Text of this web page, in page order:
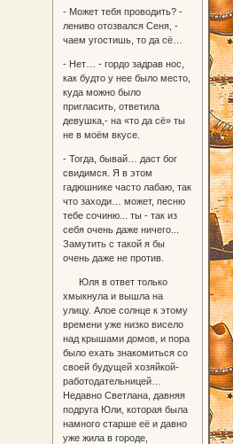
- Может тебя проводить? -
лениво отозвался Сеня, -
чаем угостишь, то да сё…
- Нет… - гордо задрав нос,
как будто у нее было место,
куда можно было
пригласить, ответила
девушка,- на «то да сё» ты
не в моём вкусе.
- Тогда, бывай… даст бог
свидимся. Я в этом
гадюшнике часто лабаю, так
что заходи… может, песню
тебе сочиню... ты - так из
себя очень даже ничего...
Замутить с такой я бы
очень даже не против.
Юля в ответ только
хмыкнула и вышла на
улицу. Алое солнце к этому
времени уже низко висело
над крышами домов, и пора
было ехать знакомиться со
своей будущей хозяйкой-
работодательницей…
Недавно Светлана, давняя
подруга Юли, которая была
намного старше её и давно
уже жила в городе,